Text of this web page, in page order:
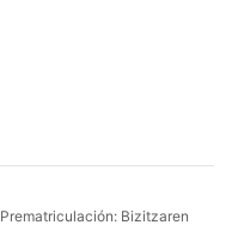
Prematriculación: Bizitzaren